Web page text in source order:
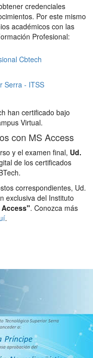
credenciales
Por este mismo
académicos con las
Profesional:
Cbtech
Serra - ITSS
han certificado bajo
Virtual.
con MS Access
y el examen final, Ud.
de los certificados
correspondientes, Ud.
exclusiva del Instituto
. Conozca más
.